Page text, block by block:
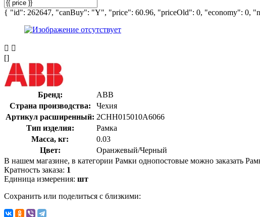
{ "id": 262647, "canBuy": "Y", "price": 60.96, "priceOld": 0, "economy": 0,
[]
Бренд:
ABB
Страна производства:
Чехия
Артикул расширенный: 2CHH015010A6066
Тип изделия:
Рамка
Масса, кг:
0.03
Цвет:
Оранжевый/Черный
В нашем магазине, в категории Рамки однопостовые можно заказать
Кратность заказа: 1
Единица измерения: шт
Сохранить или поделиться с близкими: